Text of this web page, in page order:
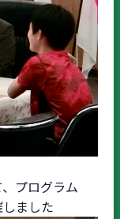
プログラム
ました